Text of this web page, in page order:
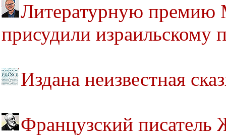
Литературную премию
присудили израильскому
Издана неизвестная
Французский